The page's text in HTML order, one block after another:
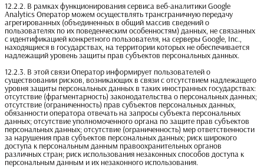
12.2.2. В рамках функционирования сервиса веб-аналитики Google
Analytics Оператор можем осуществлять трансграничную передачу
агрегированных (объединенных в общий массив сведений о
пользователях по их поведенческим особенностям) данных, не связанных
с идентификацией конкретного пользователя, на серверы Google, Inc.,
находящиеся в государствах, на территории которых не обеспечивается
надлежащий уровень защиты прав субъектов персональных данных.
12.2.3. В этой связи Оператор информирует пользователей о
существовании рисков, возникающих в связи с отсутствием надлежащего
уровня защиты персональных данных в таких иностранных государствах:
отсутствие (фрагментарность) законодательства о персональных данных;
отсутствие (ограниченность) прав субъектов персональных данных,
обязанности оператора отвечать на запросы субъекта персональных
данных; отсутствие уполномоченного органа по защите прав субъектов
персональных данных; отсутствие (ограниченность) мер ответственности
за нарушения прав субъектов персональных данных; риск широкого
доступа к персональным данным правоохранительных органов
различных стран; риск использования незаконных способов доступа к
персональным данным и их незаконного использования.